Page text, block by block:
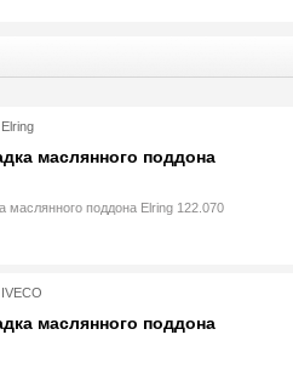
Elring
маслянного поддона
маслянного поддона Elring 122.070
IVECO
маслянного поддона